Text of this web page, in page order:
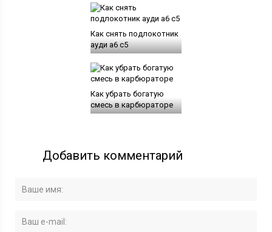
Как снять подлокотник
ауди а6 с5
Как убрать богатую
смесь в карбюраторе
Добавить комментарий